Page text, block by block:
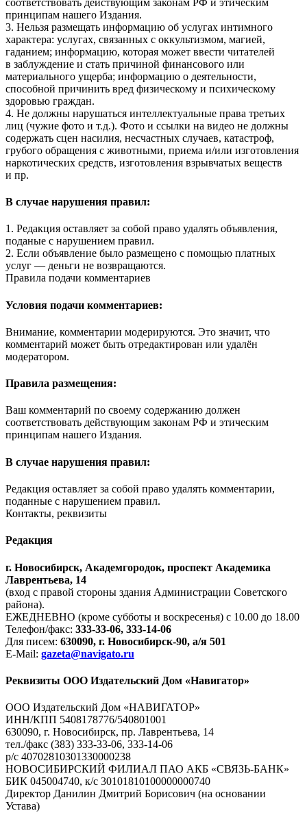
принципам нашего Издания.
3. Нельзя размещать информацию об услугах интимного
характера: услугах, связанных с оккультизмом, магией,
гаданием; информацию, которая может ввести читателей
в заблуждение и стать причиной финансового или
материального ущерба; информацию о деятельности,
способной причинить вред физическому и психическому
здоровью граждан.
4. Не должны нарушаться интеллектуальные права третьих
лиц (чужие фото и т.д.). Фото и ссылки на видео не должны
содержать сцен насилия, несчастных случаев, катастроф,
грубого обращения с животными, приема и/или изготовления
наркотических средств, изготовления взрывчатых веществ
и пр.
В случае нарушения правил:
1. Редакция оставляет за собой право удалять объявления,
поданые с нарушением правил.
2. Если объявление было размещено с помощью платных
услуг — деньги не возвращаются.
Правила подачи комментариев
Условия подачи комментариев:
Внимание, комментарии модерируются. Это значит, что
комментарий может быть отредактирован или удалён
модератором.
Правила размещения:
Ваш комментарий по своему содержанию должен
соответствовать действующим законам РФ и этическим
принципам нашего Издания.
В случае нарушения правил:
Редакция оставляет за собой право удалять комментарии,
поданные с нарушением правил.
Контакты, реквизиты
Редакция
г. Новосибирск, Академгородок, проспект Академика
Лаврентьева, 14
(вход с правой стороны здания Администрации Советского
района).
ЕЖЕДНЕВНО (кроме субботы и воскресенья) с 10.00 до 18.00
Телефон/факс: 333-33-06, 333-14-06
Для писем: 630090, г. Новосибирск-90, а/я 501
E-Mail: gazeta@navigato.ru
Реквизиты ООО Издательский Дом «Навигатор»
ООО Издательский Дом «НАВИГАТОР»
ИНН/КПП 5408178776/540801001
630090, г. Новосибирск, пр. Лаврентьева, 14
тел./факс (383) 333-33-06, 333-14-06
р/с 40702810301330000238
НОВОСИБИРСКИЙ ФИЛИАЛ ПАО АКБ «СВЯЗЬ-БАНК»
БИК 045004740, к/с 30101810100000000740
Директор Данилин Дмитрий Борисович (на основании
Устава)